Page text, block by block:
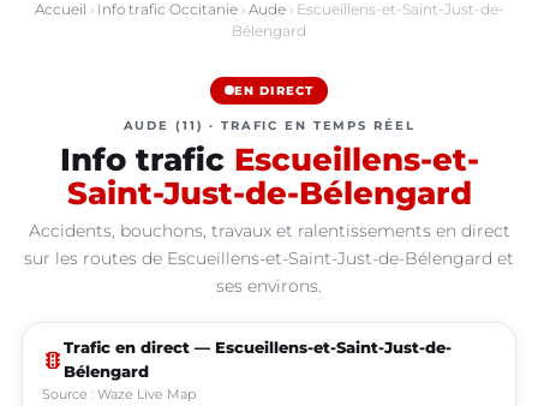
Accueil › Info trafic Occitanie› Aude› Escueillens-et-Saint-Just-de-
Bélengard
EN DIRECT
AUDE (11) · TRAFIC EN TEMPS RÉEL
Info trafic Escueillens-et-
Saint-Just-de-Bélengard
Accidents, bouchons, travaux et ralentissements en direct
sur les routes de Escueillens-et-Saint-Just-de-Bélengard et
ses environs.
traffic Trafic en direct — Escueillens-et-Saint-Just-de-
Bélengard
Source : Waze Live Map